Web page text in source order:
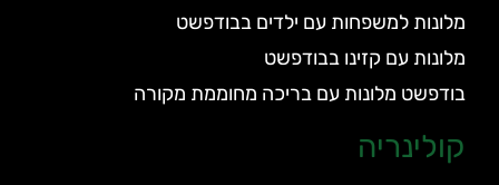
מלונות למשפחות עם ילדים בבודפשט
מלונות עם קזינו בבודפשט
בודפשט מלונות עם בריכה מחוממת מקורה
קולינריה